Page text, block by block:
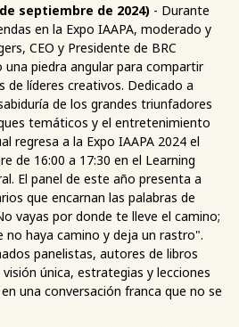
de septiembre de 2024) - Durante
en la Expo IAAPA, moderado y
CEO y Presidente de BRC
piedra angular para compartir
de líderes creativos. Dedicado a
de los grandes triunfadores
temáticos y el entretenimiento
regresa a la Expo IAAPA 2024 el
de 16:00 a 17:30 en el Learning
El panel de este año presenta a
que encarnan las palabras de
vayas por donde te lleve el camino;
no haya camino y deja un rastro".
panelistas, autores de libros
única, estrategias y lecciones
una conversación franca que no se